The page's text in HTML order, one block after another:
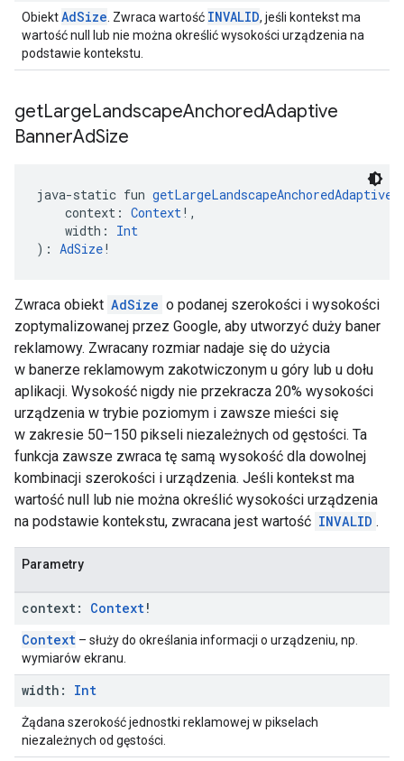
ObiektAdSize . Zwraca wartość INVALID, jeśli kontekst ma
wartość null lub nie można określić wysokości urządzenia na
podstawie kontekstu.
getLargeLandscapeAnchoredAdaptive
BannerAdSize
java-static fun
context: Context!,
width: Int
): AdSize!
Zwraca obiekt AdSize o podanej szerokości i wysokości
zoptymalizowanej przez Google, aby utworzyć duży baner
reklamowy. Zwracany rozmiar nadaje się do użycia
w banerze reklamowym zakotwiczonym u góry lub u dołu
aplikacji. Wysokość nigdy nie przekracza 20% wysokości
urządzenia w trybie poziomym i zawsze mieści się
w zakresie 50–150 pikseli niezależnych od gęstości. Ta
funkcja zawsze zwraca tę samą wysokość dla dowolnej
kombinacji szerokości i urządzenia. Jeśli kontekst ma
wartość null lub nie można określić wysokości urządzenia
na podstawie kontekstu, zwracana jest wartość INVALID .
Parametry
context: Context!
Context – służy do określania informacji o urządzeniu, np.
wymiarów ekranu.
width: Int
Żądana szerokość jednostki reklamowej w pikselach
niezależnych od gęstości.